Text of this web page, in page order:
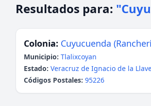
Resultados para:
Colonia: Cuyucuenda
Municipio: Tlalixcoyan
Estado: Veracruz de Ignacio de la
Códigos Postales: 95226